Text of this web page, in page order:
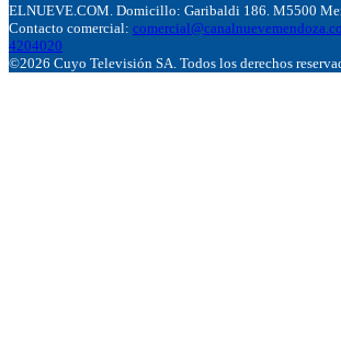
ELNUEVE.COM. Domicillo: Garibaldi 186. M5500
Contacto comercial:
4204020
©2026 Cuyo Televisión SA. Todos los derechos